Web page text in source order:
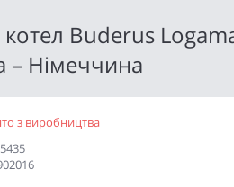
котел Buderus
– Німеччина
з виробництва